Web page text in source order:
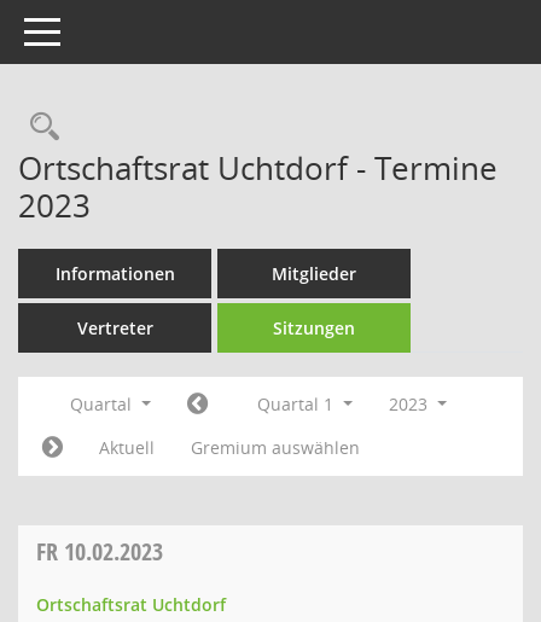
Toggle navigation
Rechercheauswahl
Ortschaftsrat Uchtdorf - Termine
2023
Informationen Mitglieder
Vertreter Sitzungen
Quartal Quartal 1
2023
Aktuell
Gremium auswählen
FR 10.02.2023
Ortschaftsrat Uchtdorf